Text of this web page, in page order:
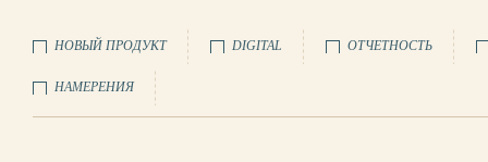
НОВЫЙ ПРОДУКТ DIGITAL ОТЧЕТНОСТЬ
НАМЕРЕНИЯ